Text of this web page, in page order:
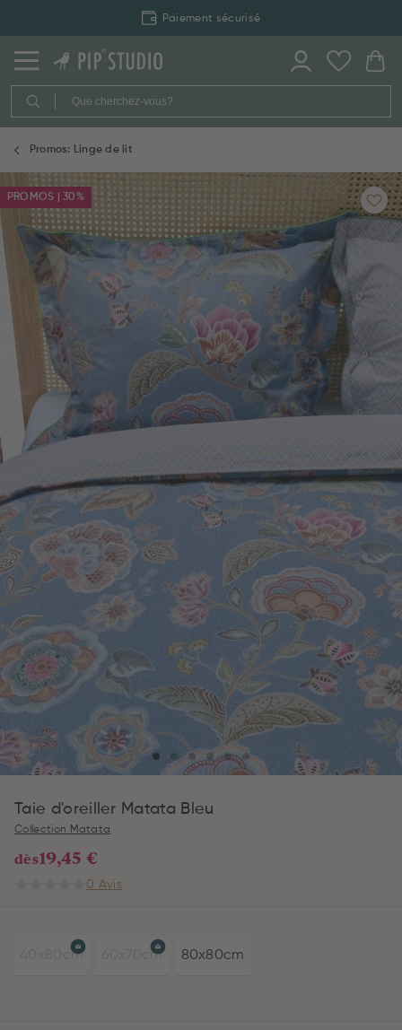
Paiement sécurisé
Promos: Linge de lit
PROMOS | 30%
Taie d'oreiller Matata Bleu
Collection Matata
dès19,45 €
0 Avis
40x80cm 60x70cm 80x80cm